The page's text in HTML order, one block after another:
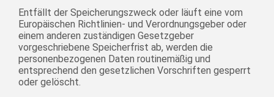
Entfällt der Speicherungszweck oder läuft eine vom
Europäischen Richtlinien- und Verordnungsgeber oder
einem anderen zuständigen Gesetzgeber
vorgeschriebene Speicherfrist ab, werden die
personenbezogenen Daten routinemäßig und
entsprechend den gesetzlichen Vorschriften gesperrt
oder gelöscht.